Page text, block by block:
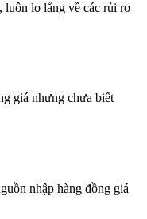
luôn lo lắng về các rủi ro
giá nhưng chưa biết
nhập hàng đồng giá